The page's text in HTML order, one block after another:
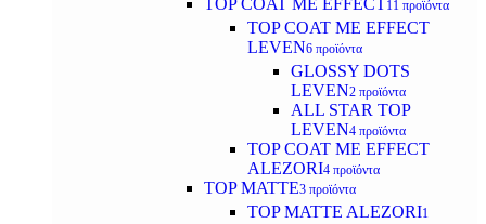
TOP COAT ΜΕ EFFECT11 προϊόντα
TOP COAT ME EFFECT
LEVEN6 προϊόντα
GLOSSY DOTS
LEVEN2 προϊόντα
ALL STAR TOP
LEVEN4 προϊόντα
TOP COAT ME EFFECT
ALEZORI4 προϊόντα
TOP MATTE3 προϊόντα
TOP MATTE ALEZORI1